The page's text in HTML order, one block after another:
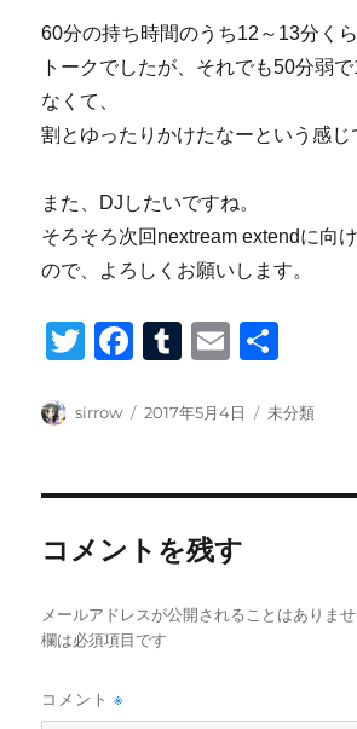
60分の持ち時間のうち12～13分く
トークでしたが、それでも50分弱
なくて、
割とゆったりかけたなーという感じ
また、DJしたいですね。
そろそろ次回nextream extendに向
ので、よろしくお願いします。
T
tt
F
c
b
o
o
k
T
m
r
E
ail
投
sirrow
投
2017年5月4日
カ
未分類
コメントを残す
メールアドレスが公開されることはありませ
欄は必須項目です
コメント※